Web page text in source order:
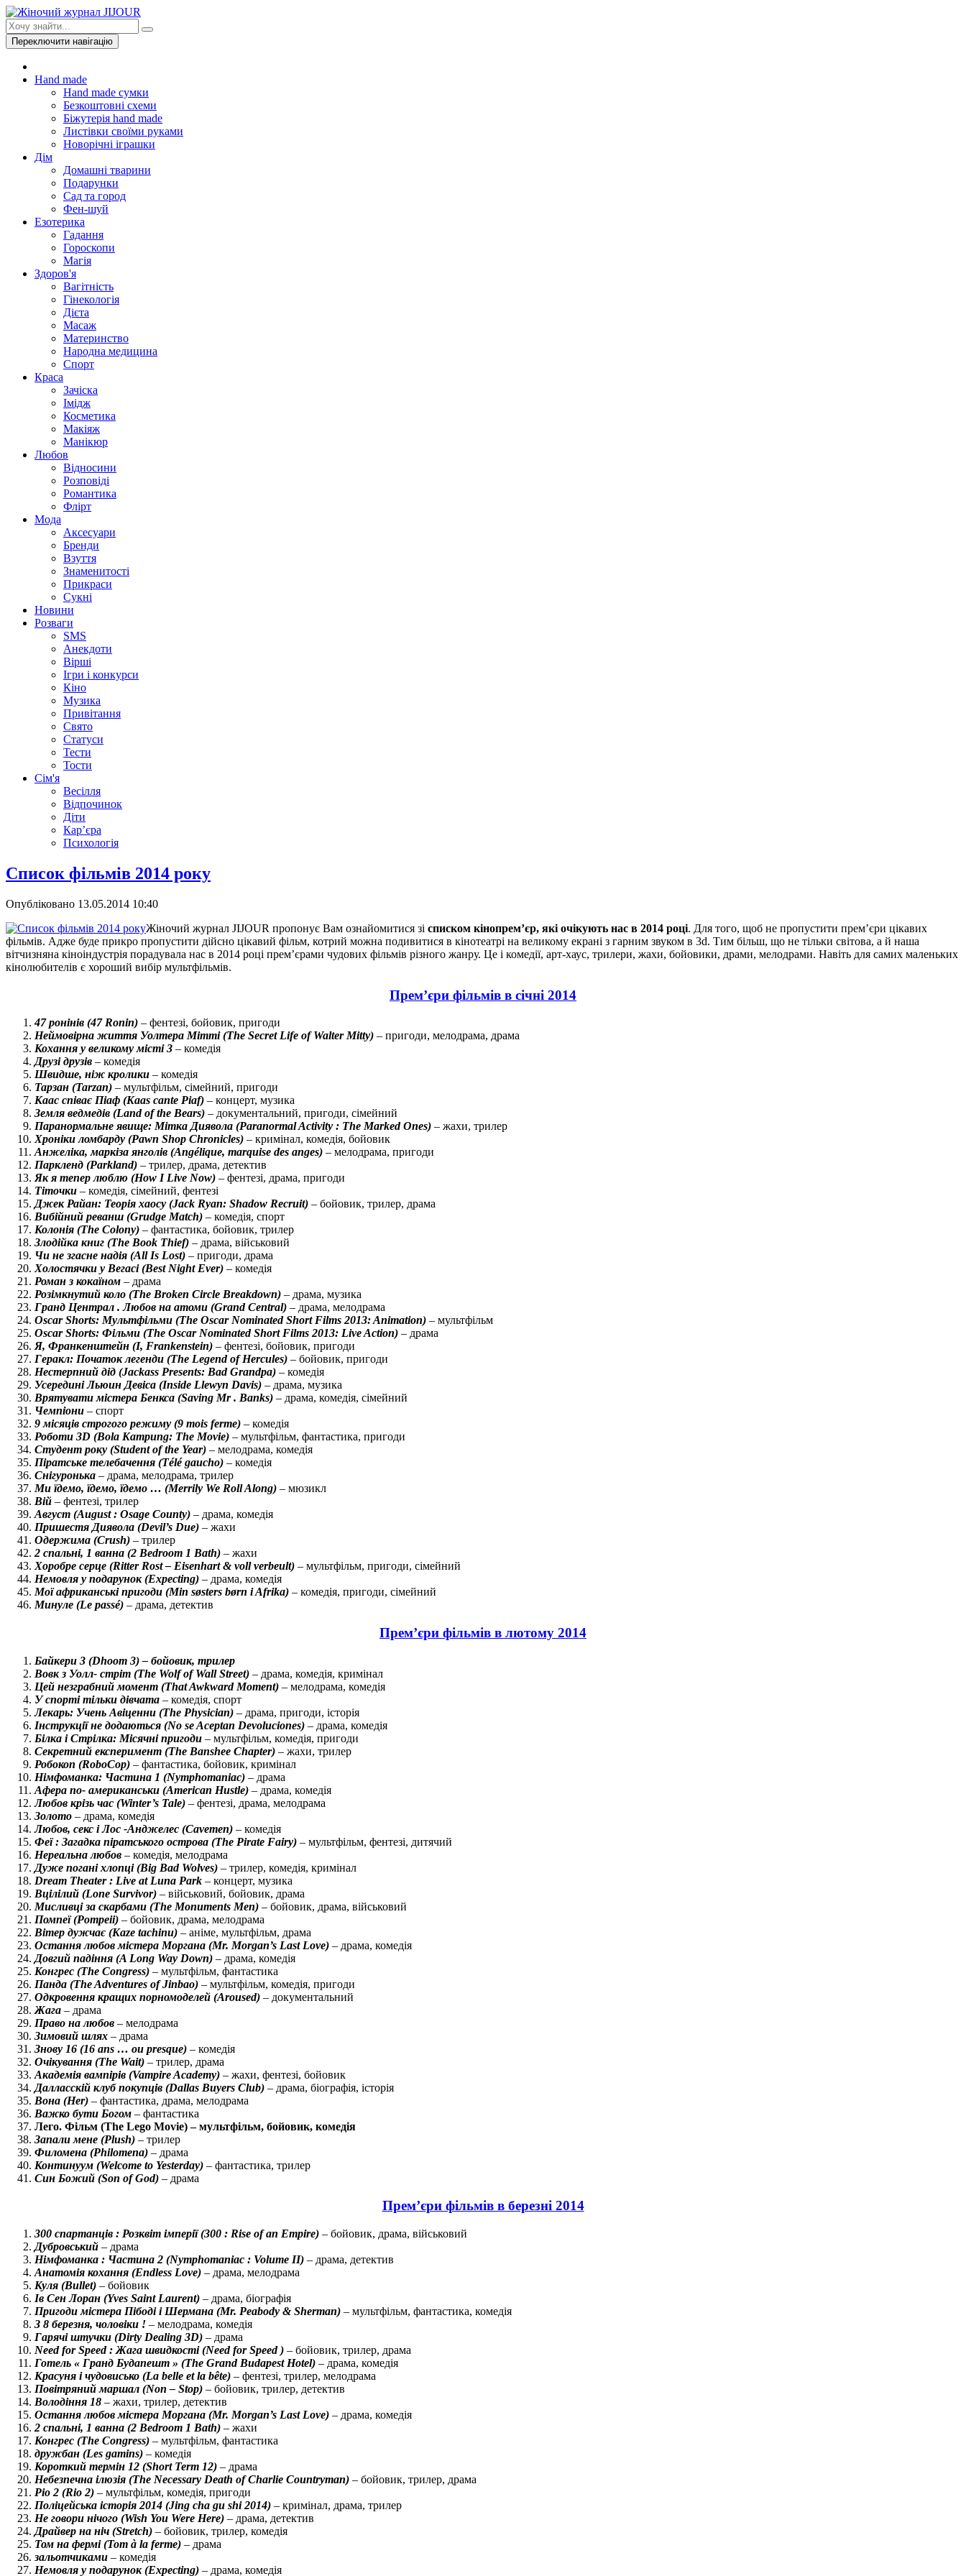
Переключити навігацію
Hand made
Hand made сумки
Безкоштовні схеми
Біжутерія hand made
Листівки своїми руками
Новорічні іграшки
Дім
Домашні тварини
Подарунки
Сад та город
Фен-шуй
Езотерика
Гадання
Гороскопи
Магія
Здоров'я
Вагітність
Гінекологія
Дієта
Масаж
Материнство
Народна медицина
Спорт
Краса
Зачіска
Імідж
Косметика
Макіяж
Манікюр
Любов
Відносини
Розповіді
Романтика
Флірт
Мода
Аксесуари
Бренди
Взуття
Знаменитості
Прикраси
Сукні
Новини
Розваги
SMS
Анекдоти
Вірші
Ігри і конкурси
Кіно
Музика
Привітання
Свято
Статуси
Тести
Тости
Сім'я
Весілля
Відпочинок
Діти
Кар’єра
Психологія
Список фільмів 2014 року
Опубліковано 13.05.2014 10:40
Жіночий журнал JIJOUR пропонує Вам ознайомитися зі списком кінопрем’єр, які очікують нас в 2014 році. Для того, щоб не пропустити прем’єри цікавих
фільмів. Адже буде прикро пропустити дійсно цікавий фільм, котрий можна подивитися в кінотеатрі на великому екрані з гарним звуком в 3d. Тим більш, що не тільки світова, а й наша
вітчизняна кіноіндустрія порадувала нас в 2014 році прем’єрами чудових фільмів різного жанру. Це і комедії, арт-хаус, трилери, жахи, бойовики, драми, мелодрами. Навіть для самих маленьких
кінолюбителів є хороший вибір мультфільмів.
Прем’єри фільмів в січні 2014
47 ронінів (47 Ronin) – фентезі, бойовик, пригоди
Неймовірна життя Уолтера Мітті (The Secret Life of Walter Mitty) – пригоди, мелодрама, драма
Кохання у великому місті 3 – комедія
Друзі друзів – комедія
Швидше, ніж кролики – комедія
Тарзан (Tarzan) – мультфільм, сімейний, пригоди
Каас співає Піаф (Kaas cante Piaf) – концерт, музика
Земля ведмедів (Land of the Bears) – документальний, пригоди, сімейний
Паранормальне явище: Мітка Диявола (Paranormal Activity : The Marked Ones) – жахи, трилер
Хроніки ломбарду (Pawn Shop Chronicles) – кримінал, комедія, бойовик
Анжеліка, маркіза янголів (Angélique, marquise des anges) – мелодрама, пригоди
Паркленд (Parkland) – трилер, драма, детектив
Як я тепер люблю (How I Live Now) – фентезі, драма, пригоди
Тіточки – комедія, сімейний, фентезі
Джек Райан: Теорія хаосу (Jack Ryan: Shadow Recruit) – бойовик, трилер, драма
Вибійний реванш (Grudge Match) – комедія, спорт
Колонія (The Colony) – фантастика, бойовик, трилер
Злодійка книг (The Book Thief) – драма, військовий
Чи не згасне надія (All Is Lost) – пригоди, драма
Холостячки у Вегасі (Best Night Ever) – комедія
Роман з кокаїном – драма
Розімкнутий коло (The Broken Circle Breakdown) – драма, музика
Гранд Централ . Любов на атоми (Grand Central) – драма, мелодрама
Oscar Shorts: Мультфільми (The Oscar Nominated Short Films 2013: Animation) – мультфільм
Oscar Shorts: Фільми (The Oscar Nominated Short Films 2013: Live Action) – драма
Я, Франкенштейн (I, Frankenstein) – фентезі, бойовик, пригоди
Геракл: Початок легенди (The Legend of Hercules) – бойовик, пригоди
Нестерпний дід (Jackass Presents: Bad Grandpa) – комедія
Усередині Льюин Девіса (Inside Llewyn Davis) – драма, музика
Врятувати містера Бенкса (Saving Mr . Banks) – драма, комедія, сімейний
Чемпіони – спорт
9 місяців строгого режиму (9 mois ferme) – комедія
Роботи 3D (Bola Kampung: The Movie) – мультфільм, фантастика, пригоди
Студент року (Student of the Year) – мелодрама, комедія
Піратське телебачення (Télé gaucho) – комедія
Снігуронька – драма, мелодрама, трилер
Ми їдемо, їдемо, їдемо … (Merrily We Roll Along) – мюзикл
Вій – фентезі, трилер
Август (August : Osage County) – драма, комедія
Пришестя Диявола (Devil’s Due) – жахи
Одержима (Crush) – трилер
2 спальні, 1 ванна (2 Bedroom 1 Bath) – жахи
Хоробре серце (Ritter Rost – Eisenhart & voll verbeult) – мультфільм, пригоди, сімейний
Немовля у подарунок (Expecting) – драма, комедія
Мої африканські пригоди (Min søsters børn i Afrika) – комедія, пригоди, сімейний
Минуле (Le passé) – драма, детектив
Прем’єри фільмів в лютому 2014
Байкери 3 (Dhoom 3) – бойовик, трилер
Вовк з Уолл- стріт (The Wolf of Wall Street) – драма, комедія, кримінал
Цей незграбний момент (That Awkward Moment) – мелодрама, комедія
У спорті тільки дівчата – комедія, спорт
Лекарь: Учень Авіценни (The Physician) – драма, пригоди, історія
Інструкції не додаються (No se Aceptan Devoluciones) – драма, комедія
Білка і Стрілка: Місячні пригоди – мультфільм, комедія, пригоди
Секретний експеримент (The Banshee Chapter) – жахи, трилер
Робокоп (RoboCop) – фантастика, бойовик, кримінал
Німфоманка: Частина 1 (Nymphomaniac) – драма
Афера по- американськи (American Hustle) – драма, комедія
Любов крізь час (Winter’s Tale) – фентезі, драма, мелодрама
Золото – драма, комедія
Любов, секс і Лос -Анджелес (Cavemen) – комедія
Феї : Загадка піратського острова (The Pirate Fairy) – мультфільм, фентезі, дитячий
Нереальна любов – комедія, мелодрама
Дуже погані хлопці (Big Bad Wolves) – трилер, комедія, кримінал
Dream Theater : Live at Luna Park – концерт, музика
Вцілілий (Lone Survivor) – військовий, бойовик, драма
Мисливці за скарбами (The Monuments Men) – бойовик, драма, військовий
Помпеї (Pompeii) – бойовик, драма, мелодрама
Вітер дужчає (Kaze tachinu) – аніме, мультфільм, драма
Остання любов містера Моргана (Mr. Morgan’s Last Love) – драма, комедія
Довгий падіння (A Long Way Down) – драма, комедія
Конгрес (The Congress) – мультфільм, фантастика
Панда (The Adventures of Jinbao) – мультфільм, комедія, пригоди
Одкровення кращих порномоделей (Aroused) – документальний
Жага – драма
Право на любов – мелодрама
Зимовий шлях – драма
Знову 16 (16 ans … ou presque) – комедія
Очікування (The Wait) – трилер, драма
Академія вампірів (Vampire Academy) – жахи, фентезі, бойовик
Далласскій клуб покупців (Dallas Buyers Club) – драма, біографія, історія
Вона (Her) – фантастика, драма, мелодрама
Важко бути Богом – фантастика
Лего. Фільм (The Lego Movie) – мультфільм, бойовик, комедія
Запали мене (Plush) – трилер
Филомена (Philomena) – драма
Континуум (Welcome to Yesterday) – фантастика, трилер
Син Божий (Son of God) – драма
Прем’єри фільмів в березні 2014
300 спартанців : Розквіт імперії (300 : Rise of an Empire) – бойовик, драма, військовий
Дубровський – драма
Німфоманка : Частина 2 (Nymphomaniac : Volume II) – драма, детектив
Анатомія кохання (Endless Love) – драма, мелодрама
Куля (Bullet) – бойовик
Ів Сен Лоран (Yves Saint Laurent) – драма, біографія
Пригоди містера Пібоді і Шермана (Mr. Peabody & Sherman) – мультфільм, фантастика, комедія
З 8 березня, чоловіки ! – мелодрама, комедія
Гарячі штучки (Dirty Dealing 3D) – драма
Need for Speed ​​: Жага швидкості (Need for Speed ​​) – бойовик, трилер, драма
Готель « Гранд Будапешт » (The Grand Budapest Hotel) – драма, комедія
Красуня і чудовисько (La belle et la bête) – фентезі, трилер, мелодрама
Повітряний маршал (Non – Stop) – бойовик, трилер, детектив
Володіння 18 – жахи, трилер, детектив
Остання любов містера Моргана (Mr. Morgan’s Last Love) – драма, комедія
2 спальні, 1 ванна (2 Bedroom 1 Bath) – жахи
Конгрес (The Congress) – мультфільм, фантастика
дружбан (Les gamins) – комедія
Короткий термін 12 (Short Term 12) – драма
Небезпечна ілюзія (The Necessary Death of Charlie Countryman) – бойовик, трилер, драма
Ріо 2 (Rio 2) – мультфільм, комедія, пригоди
Поліцейська історія 2014 (Jing cha gu shi 2014) – кримінал, драма, трилер
Не говори нічого (Wish You Were Here) – драма, детектив
Драйвер на ніч (Stretch) – бойовик, трилер, комедія
Том на фермі (Tom à la ferme) – драма
зальотчиками – комедія
Немовля у подарунок (Expecting) – драма, комедія